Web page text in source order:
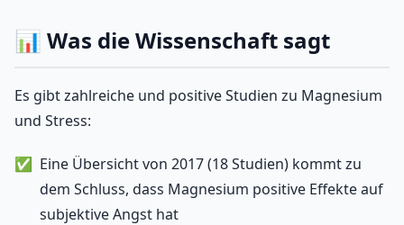
📊 Was die Wissenschaft sagt
Es gibt zahlreiche und positive Studien zu Magnesium
und Stress:
Eine Übersicht von 2017 (18 Studien) kommt zu
dem Schluss, dass Magnesium positive Effekte auf
subjektive Angst hat